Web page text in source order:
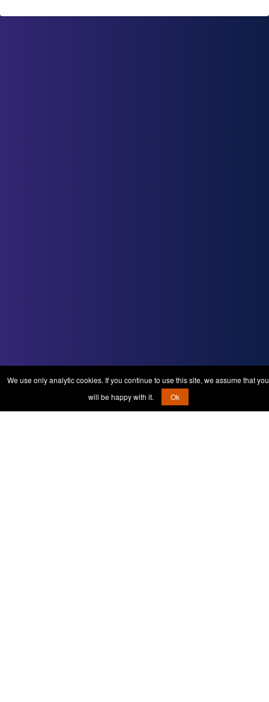
We use only analytic cookies. If you continue to use this site, we assume that you
will be happy with it.
Ok